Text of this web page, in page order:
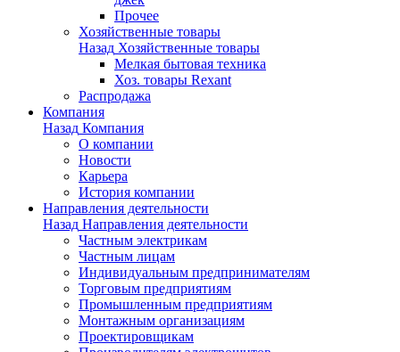
Прочее
Хозяйственные товары
Назад Хозяйственные товары
Мелкая бытовая техника
Хоз. товары Rexant
Распродажа
Компания
Назад Компания
О компании
Новости
Карьера
История компании
Направления деятельности
Назад Направления деятельности
Частным электрикам
Частным лицам
Индивидуальным предпринимателям
Торговым предприятиям
Промышленным предприятиям
Монтажным организациям
Проектировщикам